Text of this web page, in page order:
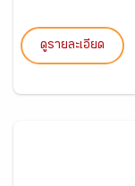
ดูรายละเอียด